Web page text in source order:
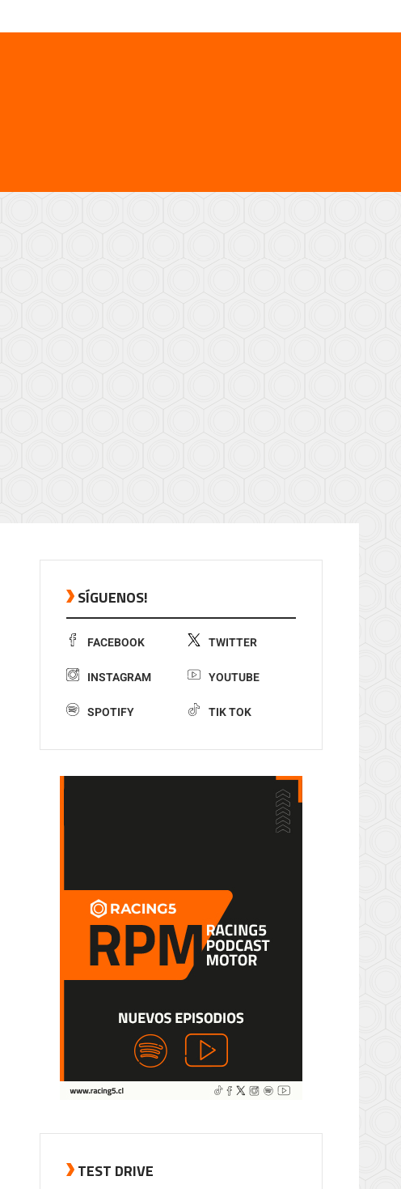
SÍGUENOS!
FACEBOOK TWITTER
INSTAGRAM YOUTUBE
SPOTIFY TIK TOK
TEST DRIVE